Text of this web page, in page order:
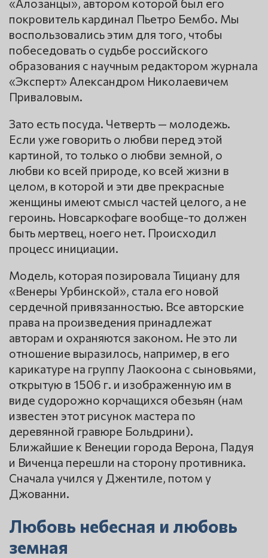
покровитель кардинал Пьетро Бембо. Мы
воспользовались этим для того, чтобы
побеседовать о судьбе российского
образования с научным редактором журнала
«Эксперт» Александром Николаевичем
Приваловым.
Зато есть посуда. Четверть — молодежь.
Если уже говорить о любви перед этой
картиной, то только о любви земной, о
любви ко всей природе, ко всей жизни в
целом, в которой и эти две прекрасные
женщины имеют смысл частей целого, а не
героинь. Новсаркофаге вообще-то должен
быть мертвец, ноего нет. Происходил
процесс инициации.
Модель, которая позировала Тициану для
«Венеры Урбинской», стала его новой
сердечной привязанностью. Все авторские
права на произведения принадлежат
авторам и охраняются законом. Не это ли
отношение выразилось, например, в его
карикатуре на группу Лаокоона с сыновьями,
открытую в 1506 г. и изображенную им в
виде судорожно корчащихся обезьян (нам
известен этот рисунок мастера по
деревянной гравюре Больдрини).
Ближайшие к Венеции города Верона, Падуя
и Виченца перешли на сторону противника.
Сначала учился у Джентиле, потом у
Джованни.
Любовь небесная и любовь
земная